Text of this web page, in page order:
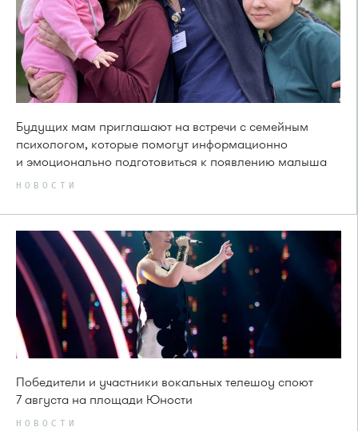
Будущих мам приглашают на встречи с семейным
психологом, которые помогут информационно
и эмоционально подготовиться к появлению малыша
НОВОСТИ
Победители и участники вокальных телешоу споют
7 августа на площади Юности
НОВОСТИ